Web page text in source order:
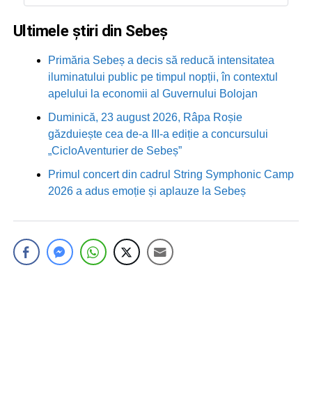
Ultimele știri din Sebeș
Primăria Sebeș a decis să reducă intensitatea
iluminatului public pe timpul nopții, în contextul
apelului la economii al Guvernului Bolojan
Duminică, 23 august 2026, Râpa Roșie
găzduiește cea de-a III-a ediție a concursului
„CicloAventurier de Sebeș”
Primul concert din cadrul String Symphonic Camp
2026 a adus emoție și aplauze la Sebeș